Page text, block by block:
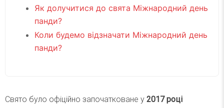
Як долучитися до свята Міжнародний день
панди?
Коли будемо відзначати Міжнародний день
панди?
Свято було офіційно започатковане у 2017 році